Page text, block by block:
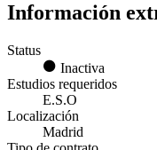
Información
Status
Inactiva
Estudios requeridos
E.S.O
Localización
Madrid